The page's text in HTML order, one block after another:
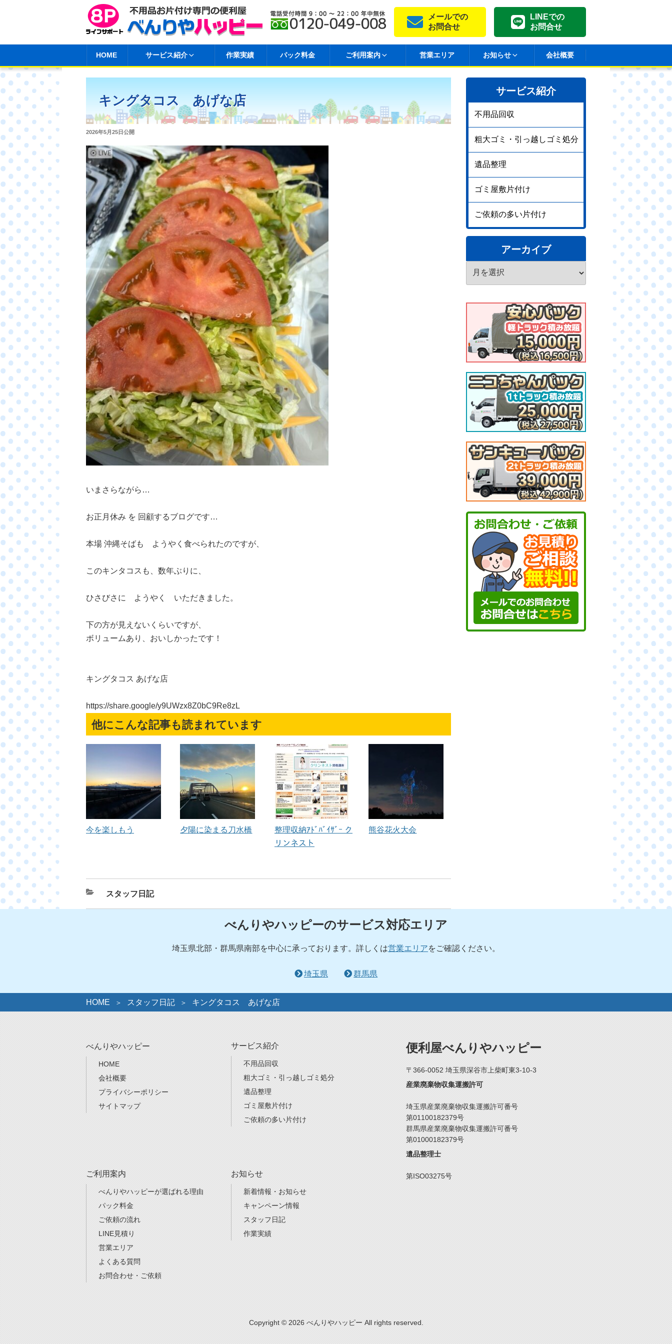
ン
へ
ス
メールでの
お問合せ
LINEでの
お問合せ
HOME サービス紹介 作業実績 パック料金 ご利用案内 営業エリア お知らせ 会社概要
キングタコス あげな店
投
日:
2026年5月25日公開
いまさらながら…
お正月休み を 回顧するブログです…
本場 沖縄そばも ようやく食べられたのですが、
このキンタコスも、数年ぶりに、
ひさびさに ようやく いただきました。
下の方が見えないくらいですが、
ボリュームあり、おいしかったです！
キングタコス あげな店
https://share.google/y9UWzx8Z0bC9Re8zL
他にこんな記事も読まれています
今を楽しもう 夕陽に染まる刀水橋
整理収納ｱﾄﾞﾊﾞｲｻﾞｰ ク
リンネスト
熊谷花火大会
カ
テ
スタッフ日記
サービス紹介
不用品回収
粗大ゴミ・引っ越しゴミ処分
遺品整理
ゴミ屋敷片付け
ご依頼の多い片付け
アーカイブ
べんりやハッピーのサービス対応エリア
埼玉県北部・群馬県南部を中心に承っております。詳しくは営業エリアをご確認ください。
埼玉県 群馬県
HOME スタッフ日記 キングタコス あげな店
べんりやハッピー
HOME
会社概要
プライバシーポリシー
サイトマップ
サービス紹介
不用品回収
粗大ゴミ・引っ越しゴミ処分
遺品整理
ゴミ屋敷片付け
ご依頼の多い片付け
ご利用案内
べんりやハッピーが選ばれる理由
パック料金
ご依頼の流れ
LINE見積り
営業エリア
よくある質問
お問合わせ・ご依頼
お知らせ
新着情報・お知らせ
キャンペーン情報
スタッフ日記
作業実績
便利屋べんりやハッピー
〒366-0052 埼玉県深谷市上柴町東3-10-3
産業廃棄物収集運搬許可
埼玉県産業廃棄物収集運搬許可番号
第01100182379号
群馬県産業廃棄物収集運搬許可番号
第01000182379号
遺品整理士
第ISO03275号
Copyright © 2026 べんりやハッピー All rights reserved.